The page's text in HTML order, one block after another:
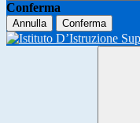
Conferma
Annulla Conferma